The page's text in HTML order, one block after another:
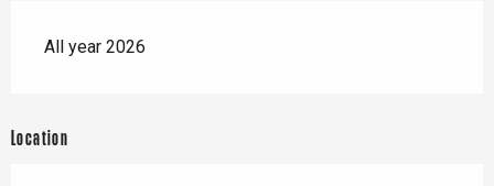
All year 2026
Location